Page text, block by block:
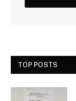
TOP POSTS